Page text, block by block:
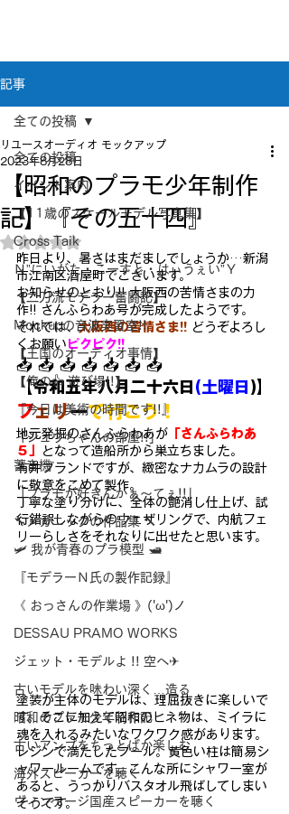
記事
全ての投稿
イベント案内
【11歳のスケールモデル写真集】
Cross Taik
Ｎ”にいがた・こーすと・はぃうぇい”Ｙ
【二刀流モデラー奮闘記】
Mockupの音波実習室!!
【王国のオーディオ事情】
【俺の👍 遊び場!!】
『今日は美術の時間です!!』
「シュウちゃんの部屋!!」
蓄音機
「プラモが好きんがぁ～てぇ!!」
🔧メカニックの作品集 🔨
🛩 我が青春のプラ模型 🛥
『モデラーＮ氏の製作記録』
《 おっさんの作業場 》('ω')ノ
DESSAU PRAMO WORKS
ジェット・モデルよ !! 空へ✈
古いモデルを味わい深く…造る
昭和のプラモ少年制作記
古いアンプをちっとばか楽しむ
海外スピーカーを聴く
ヴィンテージ国産スピーカーを聴く
全ての投稿
【昭和のプラモ少年制作
記】『その五十四』
リユースオーディオ モックアップ
2023年8月28日
5つ星のうちNaNと評価されています。
昨日より、暑さはまだましでしょうか…新潟
市江南区酒屋町でございます。
お知らせのとおり!! 大阪西の苦情さまの力
作!! さんふらわあ号が完成したようです。
それでは、大阪西の苦情さま!! どうぞよろし
くお願い ピクピク!!
📥 📥 📥 📥 📥 📥 📥
【令和五年八月二十六日 (土曜日 )】
フェ リーで行こう！
地元発掘のさんふらわあが 「さんふらわあ
５」
となって造船所から 巣立ちました。
有井ブランドですが、緻密なナカムラの設計
に敬意をこめて製作。
丁寧な塗り分けに、全体の艶消し仕上げ、試
行錯誤しながらのウェ ザリングで、内航フェ
リーらしさをそれなりに出せたと思います。
塗装が主体のモデルは、理屈抜きに楽しいで
す。そこに加えて昭和のヒネ物は、ミイラに
魂を入れるみたいなワクワク感があります。
レジンで満たしたプール。黄色い柱は簡易シ
ャワールームです。こんな所にシャワー室が
あると、うっかりバスタオル飛ばしてしまい
そうです。